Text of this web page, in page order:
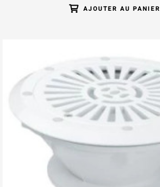
AJOUTER AU PANIER